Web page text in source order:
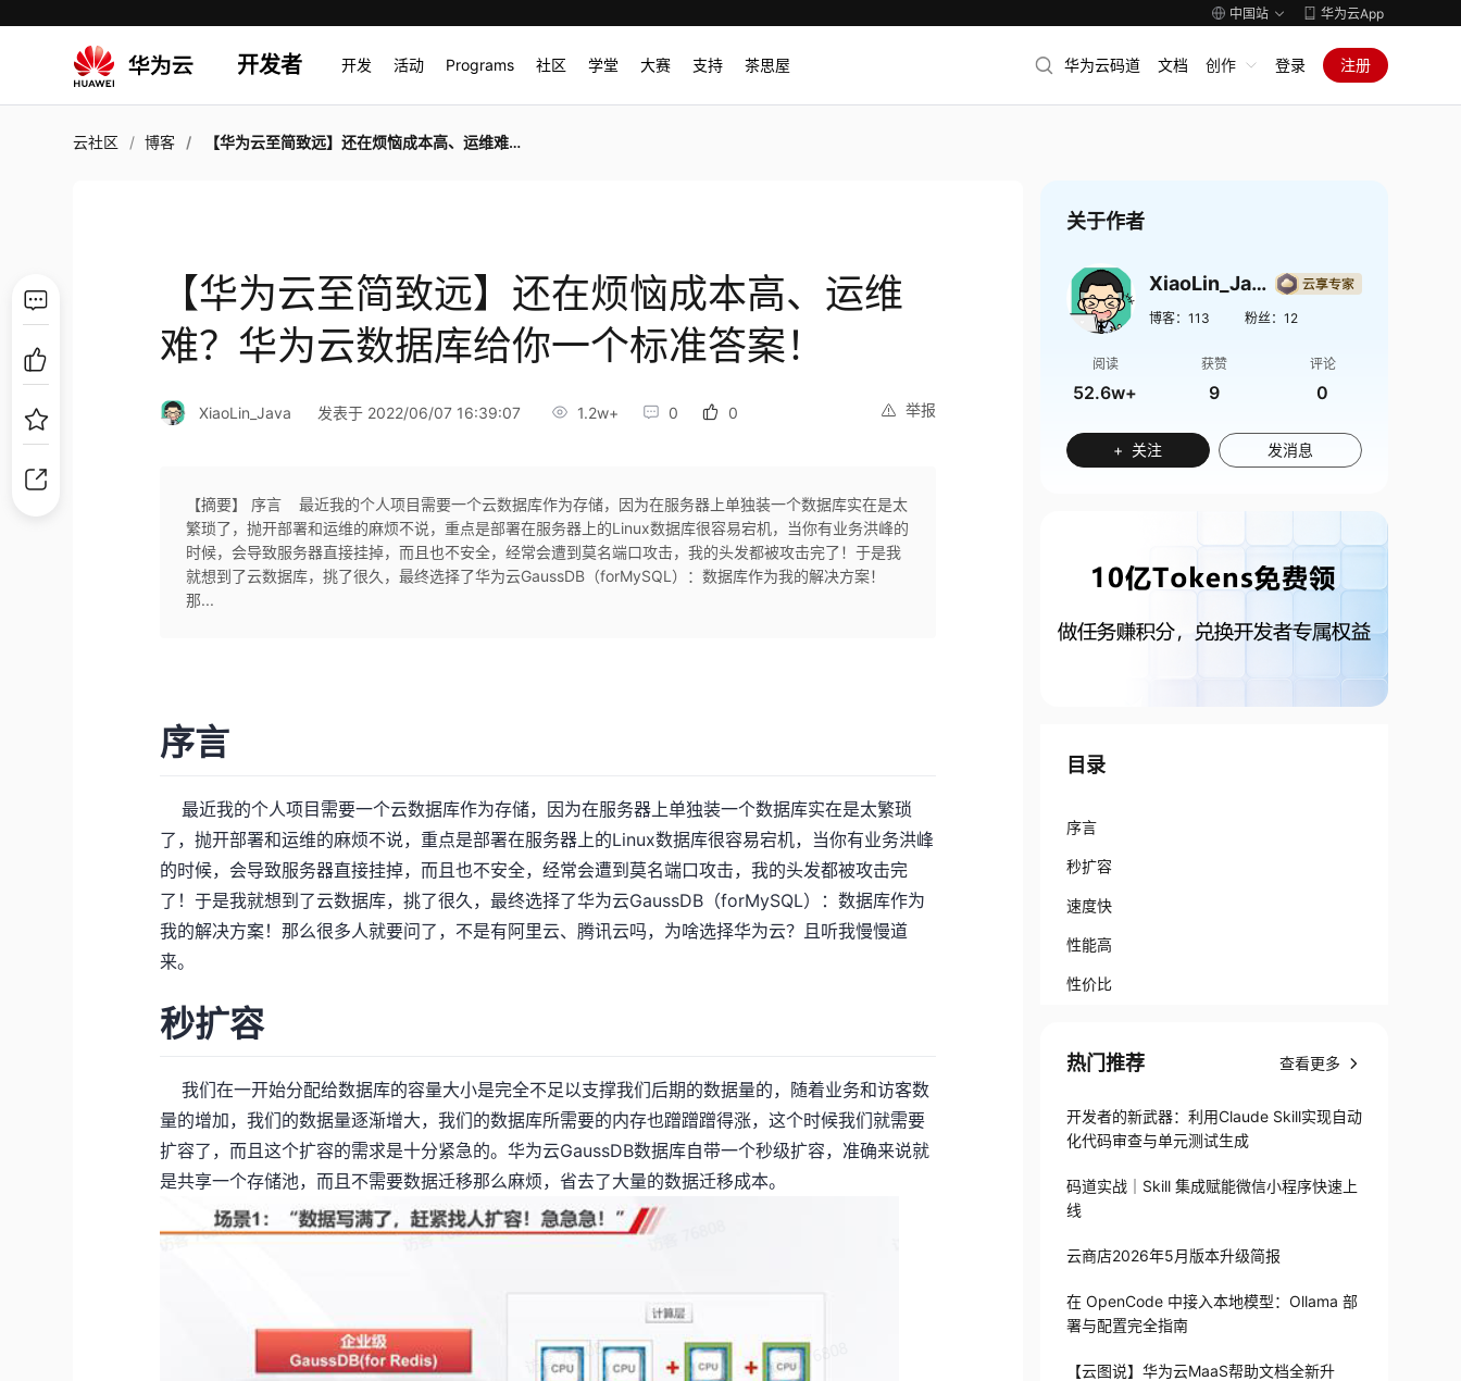
中国站 华为云App
开发者 开发 活动 Programs 社区 学堂 大赛 支持 茶思屋 华为云码道 文档 创作 登录 注册
云社区 博客 【华为云至简致远】还在烦恼成本高、运维难？华为云数据库给你一个标准答案！
【华为云至简致远】还在烦恼成本高、运维
难？华为云数据库给你一个标准答案！
举报
XiaoLin_Java 发表于 2022/06/07 16:39:07 1.2w+ 0 0
【摘要】 序言 最近我的个人项目需要一个云数据库作为存储，因为在服务器上单独装一个数据库实在是太
繁琐了，抛开部署和运维的麻烦不说，重点是部署在服务器上的Linux数据库很容易宕机，当你有业务洪峰的
时候，会导致服务器直接挂掉，而且也不安全，经常会遭到莫名端口攻击，我的头发都被攻击完了！于是我
就想到了云数据库，挑了很久，最终选择了华为云GaussDB（forMySQL）：数据库作为我的解决方案！
那...
序言
最近我的个人项目需要一个云数据库作为存储，因为在服务器上单独装一个数据库实在是太繁琐
了，抛开部署和运维的麻烦不说，重点是部署在服务器上的Linux数据库很容易宕机，当你有业务洪峰
的时候，会导致服务器直接挂掉，而且也不安全，经常会遭到莫名端口攻击，我的头发都被攻击完
了！于是我就想到了云数据库，挑了很久，最终选择了华为云GaussDB（forMySQL）：数据库作为
我的解决方案！那么很多人就要问了，不是有阿里云、腾讯云吗，为啥选择华为云？且听我慢慢道
来。
秒扩容
我们在一开始分配给数据库的容量大小是完全不足以支撑我们后期的数据量的，随着业务和访客数
量的增加，我们的数据量逐渐增大，我们的数据库所需要的内存也蹭蹭蹭得涨，这个时候我们就需要
扩容了，而且这个扩容的需求是十分紧急的。华为云GaussDB数据库自带一个秒级扩容，准确来说就
是共享一个存储池，而且不需要数据迁移那么麻烦，省去了大量的数据迁移成本。
关于作者
XiaoLin_Java
博客： 113 粉丝： 12
阅读
52.6w+
获赞
9
评论
0
+ 关注 发消息
目录
序言
秒扩容
速度快
性能高
性价比
热门推荐 查看更多
开发者的新武器：利用Claude Skill实现自动
化代码审查与单元测试生成
码道实战｜Skill 集成赋能微信小程序快速上
线
云商店2026年5月版本升级简报
在 OpenCode 中接入本地模型：Ollama 部
署与配置完全指南
【云图说】华为云MaaS帮助文档全新升